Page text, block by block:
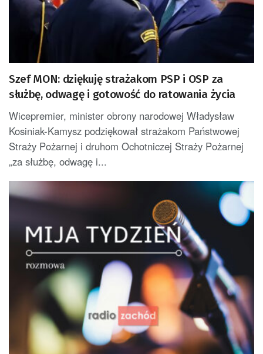
Szef MON: dziękuję strażakom PSP i OSP za
służbę, odwagę i gotowość do ratowania życia
Wicepremier, minister obrony narodowej Władysław
Kosiniak-Kamysz podziękował strażakom Państwowej
Straży Pożarnej i druhom Ochotniczej Straży Pożarnej
„za służbę, odwagę i...